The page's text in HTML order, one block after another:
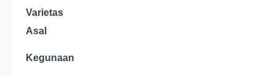
Varietas
Asal
Kegunaan